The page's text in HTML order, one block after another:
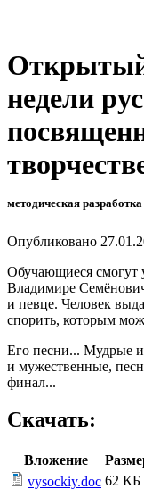
недели
методическая
Опубликовано
Обучающиеся смогут
Владимире
и певце. Человек
спорить, кото­рым
Его песни... Мудрые
и мужест­венные,
финал...
Скачать:
Вложение
vysockiy.doc 62 КБ